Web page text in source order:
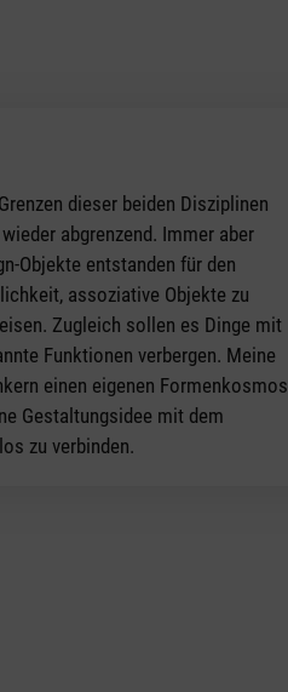
dieser beiden Disziplinen
abgrenzend. Immer aber
Objekte entstanden für den
assoziative Objekte zu
Zugleich sollen es Dinge mit
Funktionen verbergen. Meine
einen eigenen Formenkosmos
Gestaltungsidee mit dem
zu verbinden.